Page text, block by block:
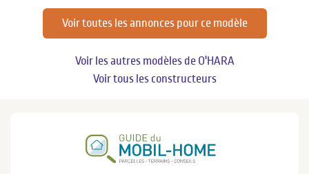
Voir toutes les annonces pour ce modèle
Voir les autres modèles de O'HARA
Voir tous les constructeurs